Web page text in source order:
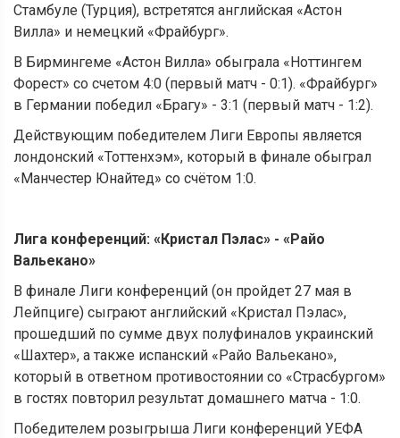
Стамбуле (Турция), встретятся английская «Астон
Вилла» и немецкий «Фрайбург».
В Бирмингеме «Астон Вилла» обыграла «Ноттингем
Форест» со счетом 4:0 (первый матч - 0:1). «Фрайбург»
в Германии победил «Брагу» - 3:1 (первый матч - 1:2).
Действующим победителем Лиги Европы является
лондонский «Тоттенхэм», который в финале обыграл
«Манчестер Юнайтед» со счётом 1:0.
Лига конференций: «Кристал Пэлас» - «Райо
Вальекано»
В финале Лиги конференций (он пройдет 27 мая в
Лейпциге) сыграют английский «Кристал Пэлас»,
прошедший по сумме двух полуфиналов украинский
«Шахтер», а также испанский «Райо Вальекано»,
который в ответном противостоянии со «Страсбургом»
в гостях повторил результат домашнего матча - 1:0.
Победителем розыгрыша Лиги конференций УЕФА